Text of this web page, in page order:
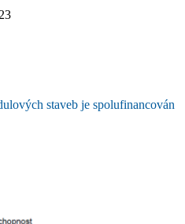
staveb je spolufinancován